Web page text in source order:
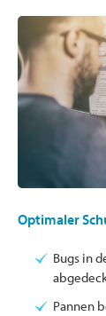
Optimaler
Bugs in
Pannen